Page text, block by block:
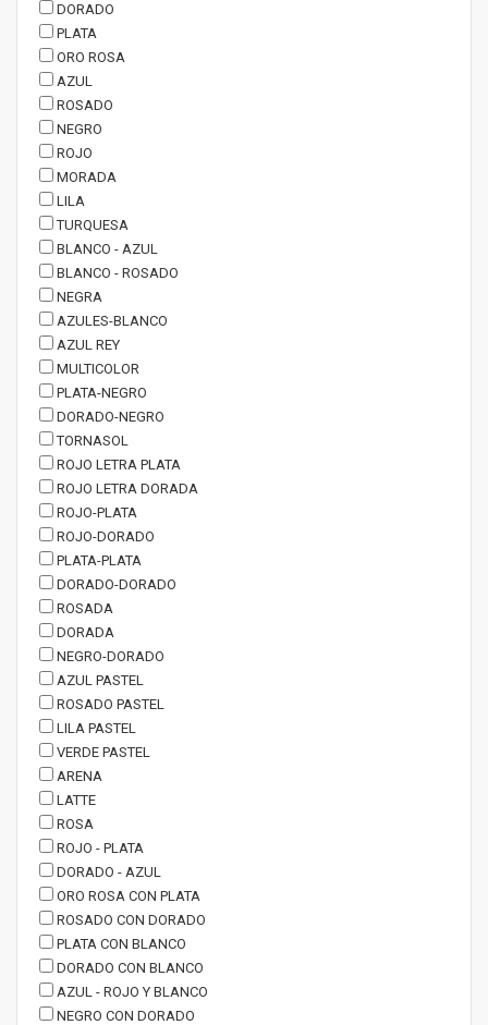
DORADO
PLATA
ORO ROSA
AZUL
ROSADO
NEGRO
ROJO
MORADA
LILA
TURQUESA
BLANCO - AZUL
BLANCO - ROSADO
NEGRA
AZULES-BLANCO
AZUL REY
MULTICOLOR
PLATA-NEGRO
DORADO-NEGRO
TORNASOL
ROJO LETRA PLATA
ROJO LETRA DORADA
ROJO-PLATA
ROJO-DORADO
PLATA-PLATA
DORADO-DORADO
ROSADA
DORADA
NEGRO-DORADO
AZUL PASTEL
ROSADO PASTEL
LILA PASTEL
VERDE PASTEL
ARENA
LATTE
ROSA
ROJO - PLATA
DORADO - AZUL
ORO ROSA CON PLATA
ROSADO CON DORADO
PLATA CON BLANCO
DORADO CON BLANCO
AZUL - ROJO Y BLANCO
NEGRO CON DORADO